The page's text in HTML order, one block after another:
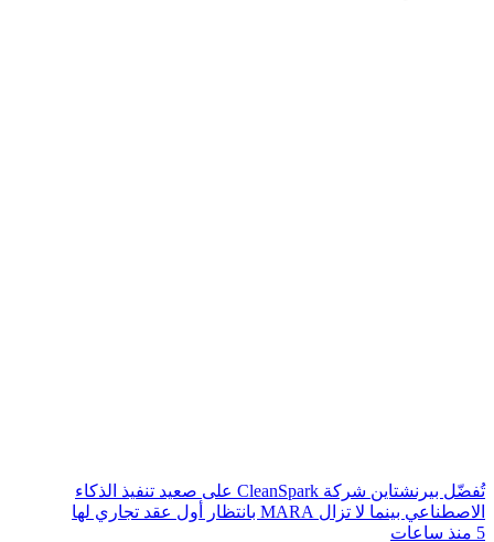
تُفضّل بيرنشتاين شركة CleanSpark على صعيد تنفيذ الذكاء
الاصطناعي بينما لا تزال MARA بانتظار أول عقد تجاري لها
5 منذ ساعات